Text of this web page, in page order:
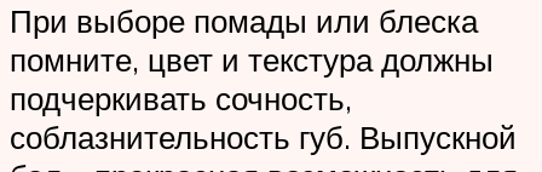
При выборе помады или блеска
помните, цвет и текстура должны
подчеркивать сочность,
соблазнительность губ. Выпускной